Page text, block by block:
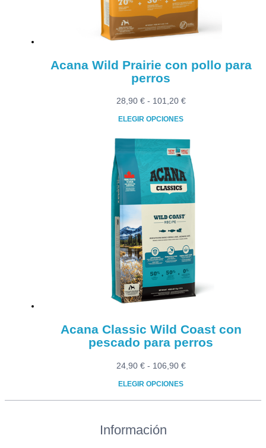
Acana Wild Prairie con pollo para
perros
28,90 € - 101,20 €Rango
desde
28,90 €
hasta
101,20 €
ELEGIR OPCIONES
Este
producto
múltiples
variantes.
Las
opciones
se
pueden
elegir
en
la
página
Acana Classic Wild Coast con
pescado para perros
24,90 € - 106,90 €Rango
ELEGIR OPCIONES
Este
tiene
Información